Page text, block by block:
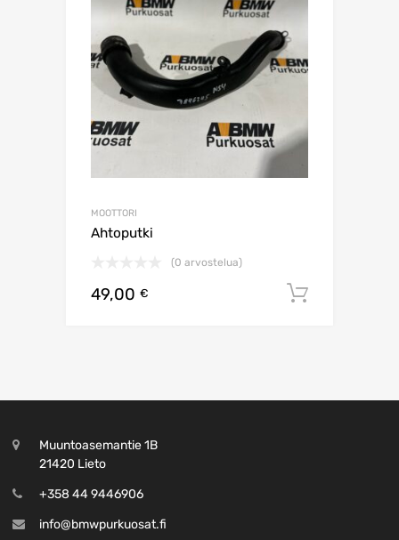
MOOTTORI
Ahtoputki
(0 arvostelua)
49,00 €
Muuntoasemantie 1B
21420 Lieto
+358 44 9446906
info@bmwpurkuosat.fi